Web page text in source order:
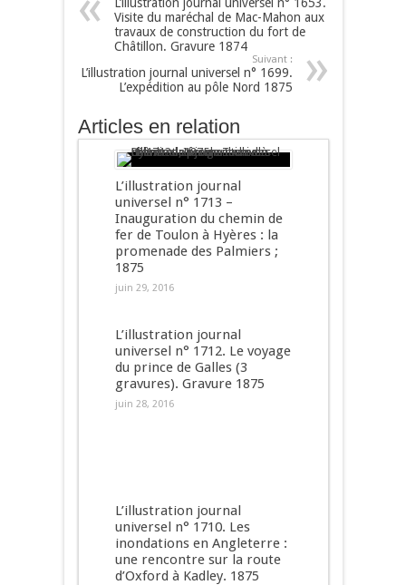
Visite du maréchal de Mac-Mahon aux
travaux de construction du fort de
Châtillon. Gravure 1874
Suivant :
L’illustration journal universel n° 1699.
L’expédition au pôle Nord 1875
Articles en relation
L’illustration journal
universel n° 1713 –
Inauguration du chemin de
fer de Toulon à Hyères : la
promenade des Palmiers ;
1875
juin 29, 2016
L’illustration journal
universel n° 1712. Le voyage
du prince de Galles (3
gravures). Gravure 1875
juin 28, 2016
L’illustration journal
universel n° 1710. Les
inondations en Angleterre :
une rencontre sur la route
d’Oxford à Kadley. 1875